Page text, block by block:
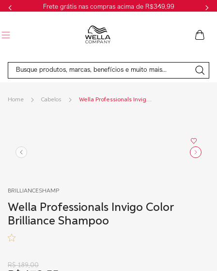
Frete grátis nas compras acima de R$349,99
Busque produtos, marcas, benefícios e muito mais...
Cabelos Wella Professionals Invigo Color Brilliance Shampoo
BRILLIANCESHAMP
Wella Professionals Invigo Color
Brilliance Shampoo
R$ 189,00